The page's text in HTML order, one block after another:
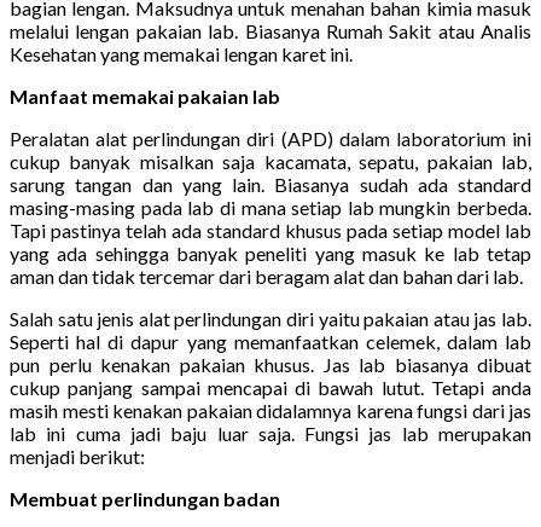
bagian lengan. Maksudnya untuk menahan bahan kimia masuk
melalui lengan pakaian lab. Biasanya Rumah Sakit atau Analis
Kesehatan yang memakai lengan karet ini.
Manfaat memakai pakaian lab
Peralatan alat perlindungan diri (APD) dalam laboratorium ini
cukup banyak misalkan saja kacamata, sepatu, pakaian lab,
sarung tangan dan yang lain. Biasanya sudah ada standard
masing-masing pada lab di mana setiap lab mungkin berbeda.
Tapi pastinya telah ada standard khusus pada setiap model lab
yang ada sehingga banyak peneliti yang masuk ke lab tetap
aman dan tidak tercemar dari beragam alat dan bahan dari lab.
Salah satu jenis alat perlindungan diri yaitu pakaian atau jas lab.
Seperti hal di dapur yang memanfaatkan celemek, dalam lab
pun perlu kenakan pakaian khusus. Jas lab biasanya dibuat
cukup panjang sampai mencapai di bawah lutut. Tetapi anda
masih mesti kenakan pakaian didalamnya karena fungsi dari jas
lab ini cuma jadi baju luar saja. Fungsi jas lab merupakan
menjadi berikut:
Membuat perlindungan badan